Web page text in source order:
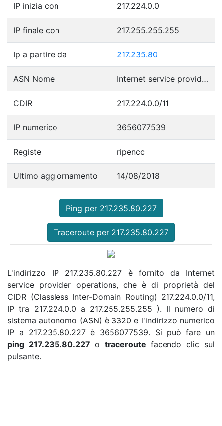
IP inizia con 217.224.0.0
IP finale con 217.255.255.255
Ip a partire da 217.235.80
ASN Nome Internet service provider operations
CDIR 217.224.0.0/11
IP numerico 3656077539
Registe ripencc
Ultimo aggiornamento 14/08/2018
Ping per 217.235.80.227
Traceroute per 217.235.80.227
L'indirizzo IP 217.235.80.227 è fornito da Internet
service provider operations, che è di proprietà del
CIDR (Classless Inter-Domain Routing) 217.224.0.0/11,
IP tra 217.224.0.0 a 217.255.255.255 ). Il numero di
sistema autonomo (ASN) è 3320 e l'indirizzo numerico
IP a 217.235.80.227 è 3656077539. Si può fare un
ping 217.235.80.227 o traceroute facendo clic sul
pulsante.